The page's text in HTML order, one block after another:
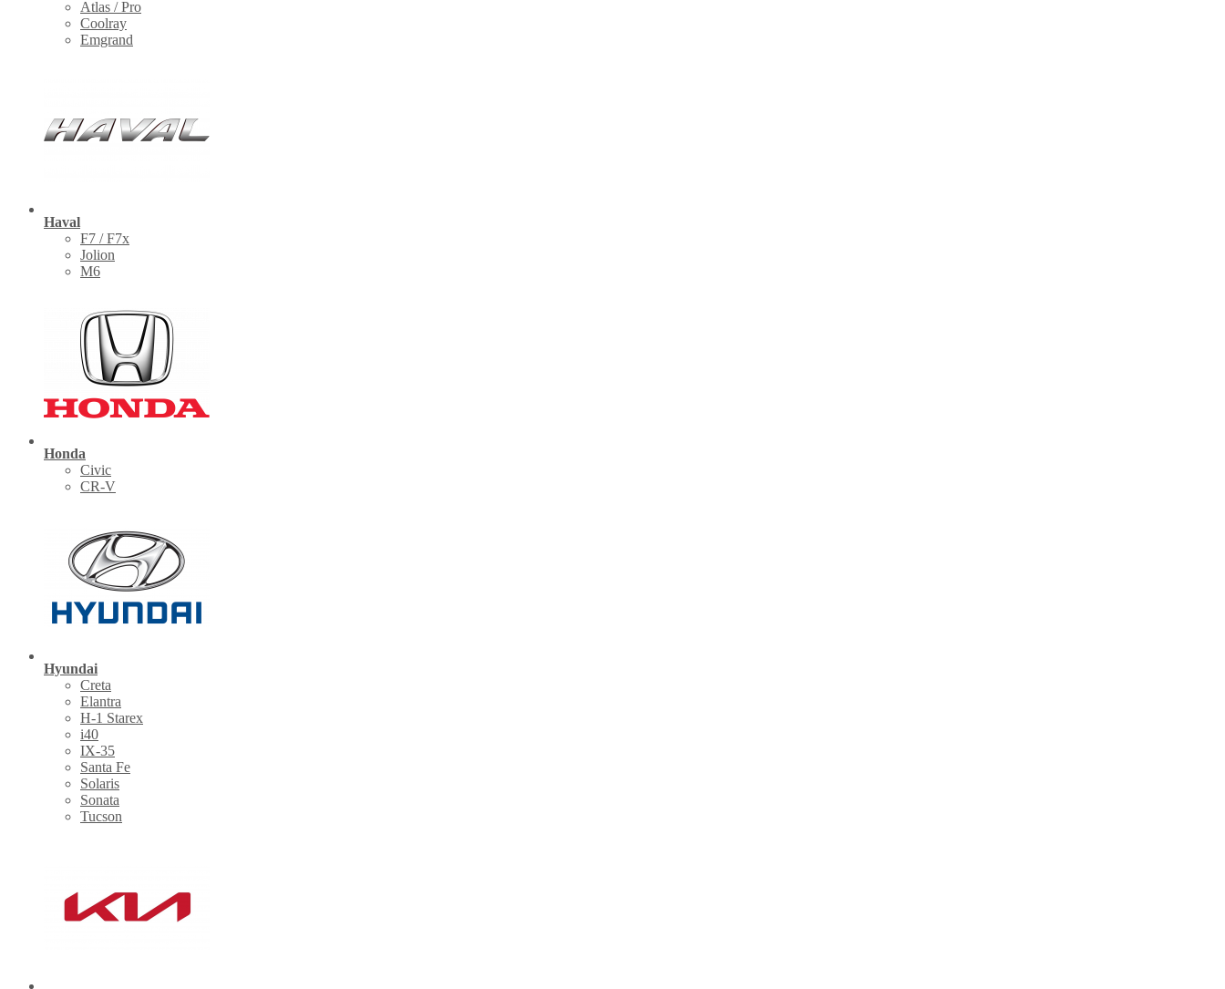
Atlas / Pro
Coolray
Emgrand
Haval
F7 / F7x
Jolion
M6
Honda
Civic
CR-V
Hyundai
Creta
Elantra
H-1 Starex
i40
IX-35
Santa Fe
Solaris
Sonata
Tucson